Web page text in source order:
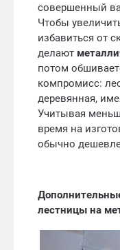
совершенный
Чтобы
избавиться от
делают
потом
компромисс:
деревянная,
Учитывая
время на
обычно
лестницы на